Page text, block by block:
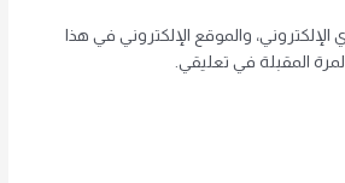
والموقع الإلكتروني في هذا
المقبلة في تعليقي.